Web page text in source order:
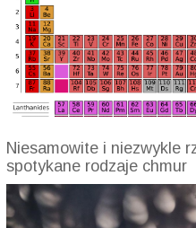
Niesamowite i niezwykle
spotykane rodzaje chmur